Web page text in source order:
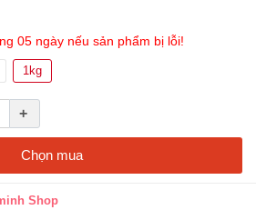
05 ngày nếu sản phẩm bị lỗi!
1kg
+
Chọn mua
Shop